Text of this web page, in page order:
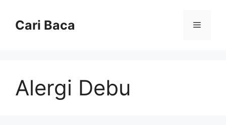
Cari Baca Menu
Alergi Debu